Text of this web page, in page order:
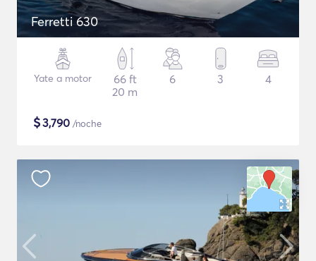
Ferretti 630
Yate a motor
66 ft
20 m
6 3 4
$3,790 /noche